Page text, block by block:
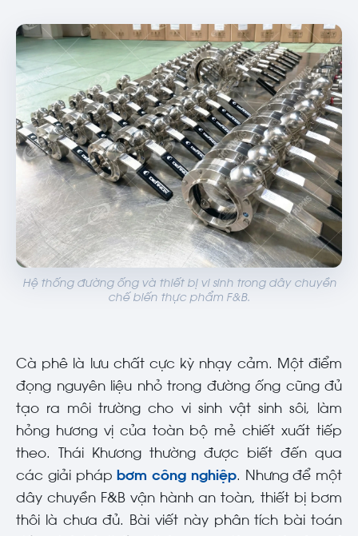
Hệ thống đường ống và thiết bị vi sinh trong dây chuyền
chế biến thực phẩm F&B.
Cà phê là lưu chất cực kỳ nhạy cảm. Một điểm
đọng nguyên liệu nhỏ trong đường ống cũng đủ
tạo ra môi trường cho vi sinh vật sinh sôi, làm
hỏng hương vị của toàn bộ mẻ chiết xuất tiếp
theo. Thái Khương thường được biết đến qua
các giải pháp bơm công nghiệp. Nhưng để một
dây chuyền F&B vận hành an toàn, thiết bị bơm
thôi là chưa đủ. Bài viết này phân tích bài toán